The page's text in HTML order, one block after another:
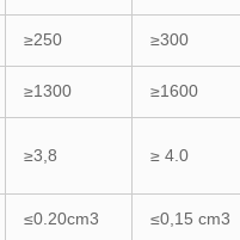
≥250 ≥300
≥1300 ≥1600
≥3,8 ≥ 4.0
≤0.20cm3 ≤0,15 cm3